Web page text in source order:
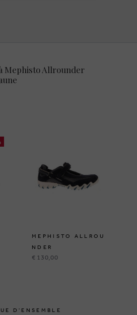
Mephisto Allrounder
MEPHISTO ALLROU
NDER
€ 130,00
D'ENSEMBLE